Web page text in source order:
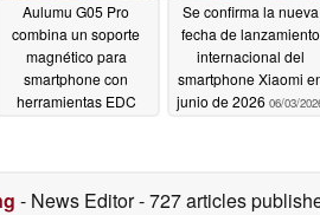
Aulumu G05 Pro
combina un soporte
magnético para
smartphone con
herramientas EDC
Se confirma la nueva
fecha de lanzamiento
internacional del
smartphone Xiaomi
junio de 2026 06/03/
- News Editor- 727 articles